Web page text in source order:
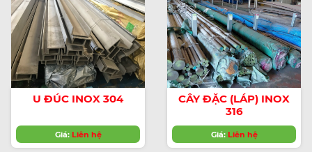
U ĐÚC INOX 304
Giá: Liên hệ
CÂY ĐẶC (LÁP) INOX
316
Giá: Liên hệ